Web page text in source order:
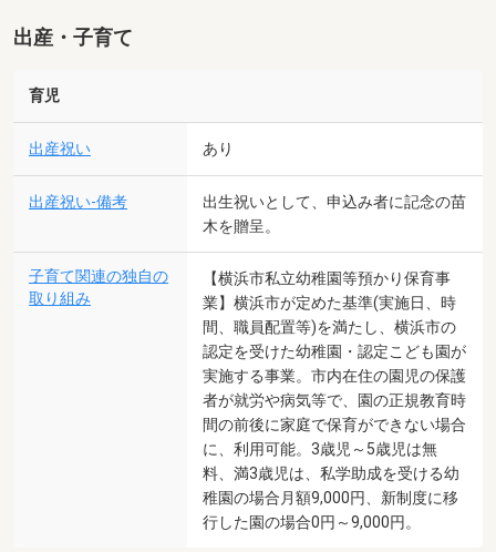
出産・子育て
育児
出産祝い あり
出産祝い-備考
出生祝いとして、申込み者に記念の苗
木を贈呈。
子育て関連の独自の
取り組み
【横浜市私立幼稚園等預かり保育事
業】横浜市が定めた基準(実施日、時
間、職員配置等)を満たし、横浜市の
認定を受けた幼稚園・認定こども園が
実施する事業。市内在住の園児の保護
者が就労や病気等で、園の正規教育時
間の前後に家庭で保育ができない場合
に、利用可能。3歳児～5歳児は無
料、満3歳児は、私学助成を受ける幼
稚園の場合月額9,000円、新制度に移
行した園の場合0円～9,000円。